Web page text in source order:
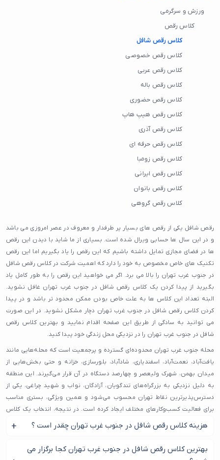
ورزش و سرگرمی
کلاس رقص
کلاس رقص شافل
کلاس رقص خصوصی
کلاس رقص عربی
کلاس رقص باله
کلاس رقص حضوری
کلاس رقص هیپ هاپ
کلاس رقص آذری
کلاس رقص حرفه ای
کلاس رقص زومبا
کلاس رقص ایرانی
کلاس رقص بانوان
کلاس رقص گروهی
رقص شافل یکی از رقص های بسیار پر طرفدار و معروف در عصر امروزی می باشد
و در این سال ها حسابی ویرال شده است. بسیاری از ما شاید با دیدن این رقص
ها در فضای مجازی تمایل داشته باشیم که این رقص را یاد بگیریم اما این رقص
تکنیک های خاص مخصوص به خود را دارد که اهمیت شرکت در کلاس رقص شافل
در جنوب غرب تهران را بالا می برد. اگر می خواهید این رقص را به طور کامل یاد
بگیرید از پیدا کردن یک کلاس رقص شافل در جنوب غرب تهران غافل نشوید.
البته تعداد این کلاس ها به علت خاص بودن ممکن محدود تر باشد و در پیدا
کردن کلاس رقص شافل در جنوب غرب تهران دچار مشکل نشوید. در این صورت
می توانید به سادگی از طریق این صفحه اقدام نمایید و بهترین کلاس رقص
شافل در جنوب غرب تهران را در نزدیکی محل زندگی خود پیدا کنید.
محله جنوب غرب تهران محدوده‌ای گسترده و پرجمعیت است که محله‌هایی مانند
یافت‌آباد، نعمت‌آباد، اسفندیاری، شادآباد، بلورسازی، خزانه و حتی بخش‌هایی از
میدان بهمن، شهرک ولیعصر و چهارصد دستگاه در آن قرار می‌گیرند. این منطقه
به دلیل نزدیکی به بزرگراه‌های تندگویان، آزادگان، نواب و شهید چراغی، یکی از
دسترس‌پذیرترین نقاط تهران محسوب می‌شود و همین ویژگی، بستری مناسب
برای فعالیت کسب‌وکارهای مختلف ایجاد کرده است. در نتیجه، انتخاب یک کلاس
رقص شافل در محله جنوب غرب تهران که از نظر کیفیت، سابقه و رضایت کاربران
افراد زیادی از محله‌های اطراف مانند خزانه، یافت‌آباد، نعمت‌آباد، باغ آذری، شادآباد و
هزینه کلاس رقص شافل در جنوب غرب تهران چقدر است ؟
بهتر است برای کسب اطلاعات دقیق در مورد هزینه کلاس رقص
شافل در جنوب غرب تهران با کلاس مورد نظر خود تماس بگیرید.
بهترین کلاس رقص شافل در جنوب غرب تهران کجا برگزار می